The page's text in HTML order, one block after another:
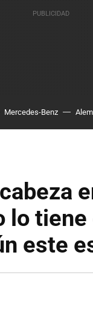
Mercedes-Benz
lo
este